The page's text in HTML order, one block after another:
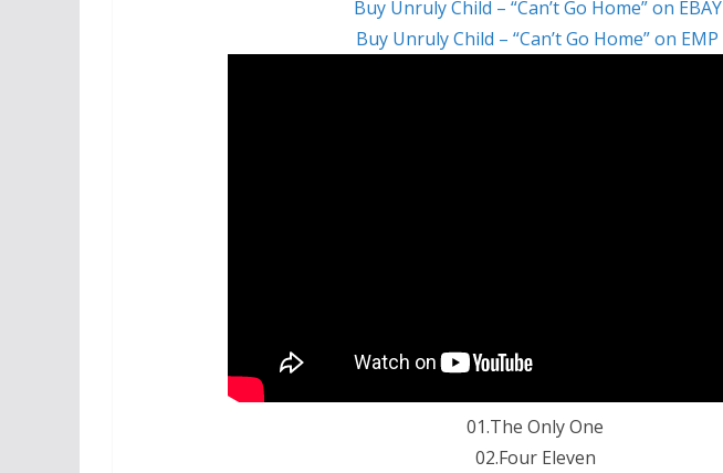
Buy Unruly Child – “Can’t Go Home” on EBAY
Buy Unruly Child – “Can’t Go Home” on EMP
01.The Only One
02.Four Eleven